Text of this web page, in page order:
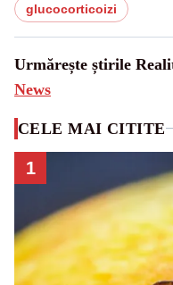
glucocorticoizi
Urmărește știrile
News
CELE MAI CITITE
1